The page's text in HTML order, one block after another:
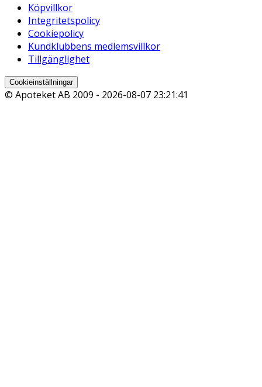
Köpvillkor
Integritetspolicy
Cookiepolicy
Kundklubbens medlemsvillkor
Tillgänglighet
Cookieinställningar
© Apoteket AB 2009 - 2026-08-07 23:21:41